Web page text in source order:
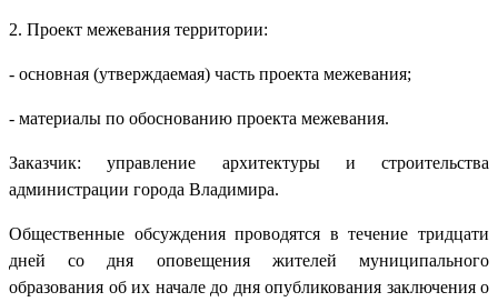
2. Проект межевания территории:
- основная (утверждаемая) часть проекта межевания;
- материалы по обоснованию проекта межевания.
Заказчик: управление архитектуры и строительства
администрации города Владимира.
Общественные обсуждения проводятся в течение тридцати
дней со дня оповещения жителей муниципального
образования об их начале до дня опубликования заключения о